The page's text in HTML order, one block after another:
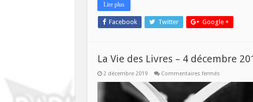
Lire plus
Facebook Twitter Google +
La Vie des Livres – 4 décembre
2 décembre 2019 Commentaires ferméssur
Vie
des